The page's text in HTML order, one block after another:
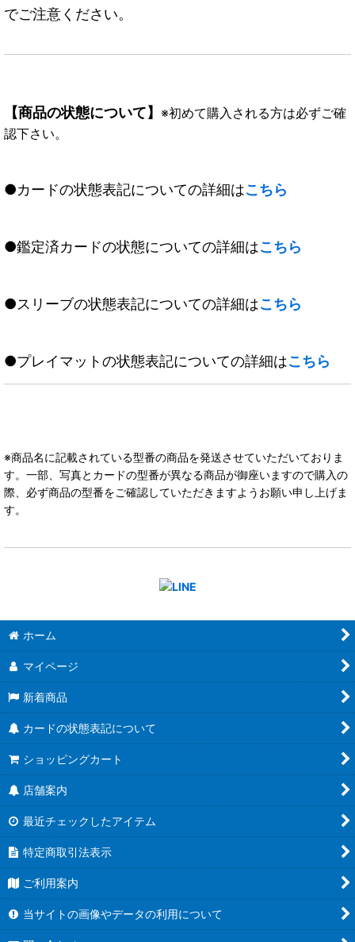
でご注意ください。
【商品の状態について】 ※初めて購入される方は必ずご確
認下さい。
●カードの状態表記についての詳細はこちら
●鑑定済カードの状態についての詳細はこちら
●スリーブの状態表記についての詳細はこちら
●プレイマットの状態表記についての詳細はこちら
※商品名に記載されている型番の商品を発送させていただいておりま
す。一部、写真とカードの型番が異なる商品が御座いますので購入の
際、必ず商品の型番をご確認していただきますようお願い申し上げま
す。
ホーム
マイページ
新着商品
カードの状態表記について
ショッピングカート
店舗案内
最近チェックしたアイテム
特定商取引法表示
ご利用案内
当サイトの画像やデータの利用について